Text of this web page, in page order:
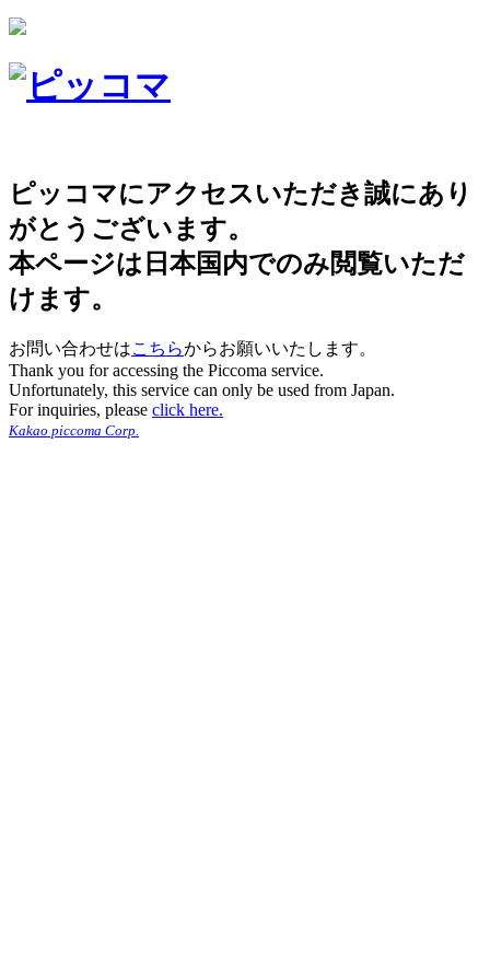
ピッコマにアクセスいただき誠にあり
がとうございます。
本ページは日本国内でのみ閲覧いただ
けます。
お問い合わせはこちらからお願いいたします。
Thank you for accessing the Piccoma service.
Unfortunately, this service can only be used from Japan.
For inquiries, please click here.
Kakao piccoma Corp.